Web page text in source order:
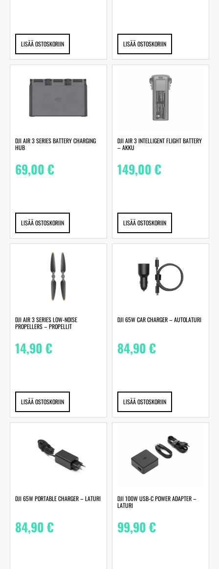
LISÄÄ OSTOSKORIIN LISÄÄ OSTOSKORIIN
DJI AIR 3 SERIES BATTERY CHARGING
HUB
69,00€
LISÄÄ OSTOSKORIIN
DJI AIR 3 INTELLIGENT FLIGHT BATTERY
– AKKU
149,00€
LISÄÄ OSTOSKORIIN
DJI AIR 3 SERIES LOW-NOISE
PROPELLERS – PROPELLIT
14,90€
LISÄÄ OSTOSKORIIN
DJI 65W CAR CHARGER – AUTOLATURI
84,90€
LISÄÄ OSTOSKORIIN
DJI 65W PORTABLE CHARGER – LATURI
84,90€
DJI 100W USB-C POWER ADAPTER –
LATURI
99,90€